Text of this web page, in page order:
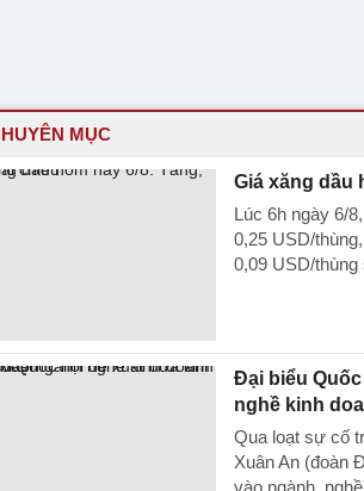
MỤC
Giá xăng dầu
Lúc 6h ngày 6/
0,25 USD/
0,09 USD/
Đại biểu
nghề kinh
Qua loạt sự cố
Xuân An (đoàn
vào ngành,